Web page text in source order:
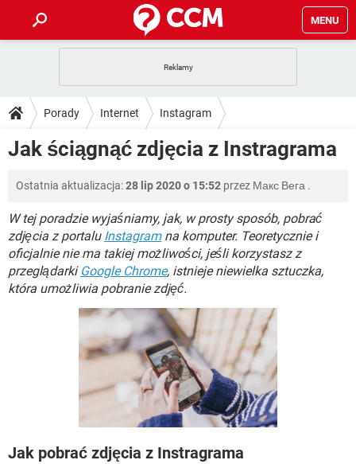
MENU
GRY WHATSAPP
SPOTIFY NETFLIX
PORADY
PlayStation TIKTOK
GRY WHATSAPP
SPOTIFY NETFLIX
INSTAGRAM FACEBOOK
WINDOWS 10
DO POBRANIA
IOS NETFLIX
INSTAGRAM FACEBOOK
WINDOWS 10
FORUM
COVID-19
GRY WHATSAPP
SPOTIFY NETFLIX
INSTAGRAM
ARTYKUŁY
COVID-19 TIKTOK
GRY WHATSAPP
NETFLIX
FACEBOOK
Porady Internet Instagram
Jak ściągnąć zdjęcia z Instragrama
Ostatnia aktualizacja:28 lip 2020 o 15:52 przez Макс Вега .
W tej poradzie wyjaśniamy, jak, w prosty sposób, pobrać
zdjęcia z portalu Instagramna komputer. Teoretycznie i
oficjalnie nie ma takiej możliwości, jeśli korzystasz z
przeglądarki Google Chrome, istnieje niewielka sztuczka,
która umożliwia pobranie zdjęć.
Jak pobrać zdjęcia z Instragrama